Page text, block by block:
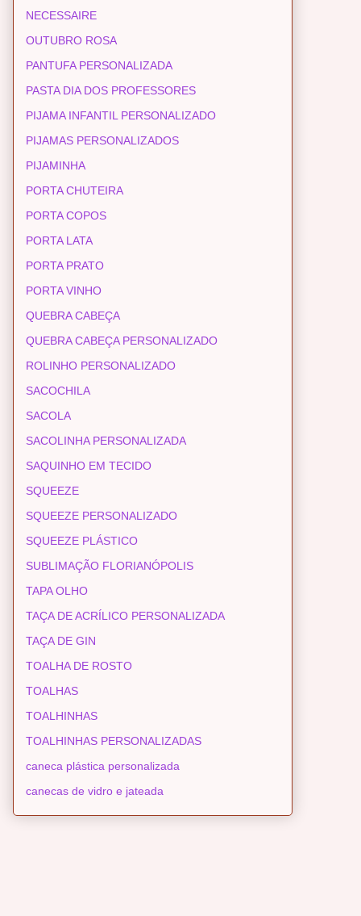
NECESSAIRE
OUTUBRO ROSA
PANTUFA PERSONALIZADA
PASTA DIA DOS PROFESSORES
PIJAMA INFANTIL PERSONALIZADO
PIJAMAS PERSONALIZADOS
PIJAMINHA
PORTA CHUTEIRA
PORTA COPOS
PORTA LATA
PORTA PRATO
PORTA VINHO
QUEBRA CABEÇA
QUEBRA CABEÇA PERSONALIZADO
ROLINHO PERSONALIZADO
SACOCHILA
SACOLA
SACOLINHA PERSONALIZADA
SAQUINHO EM TECIDO
SQUEEZE
SQUEEZE PERSONALIZADO
SQUEEZE PLÁSTICO
SUBLIMAÇÃO FLORIANÓPOLIS
TAPA OLHO
TAÇA DE ACRÍLICO PERSONALIZADA
TAÇA DE GIN
TOALHA DE ROSTO
TOALHAS
TOALHINHAS
TOALHINHAS PERSONALIZADAS
caneca plástica personalizada
canecas de vidro e jateada